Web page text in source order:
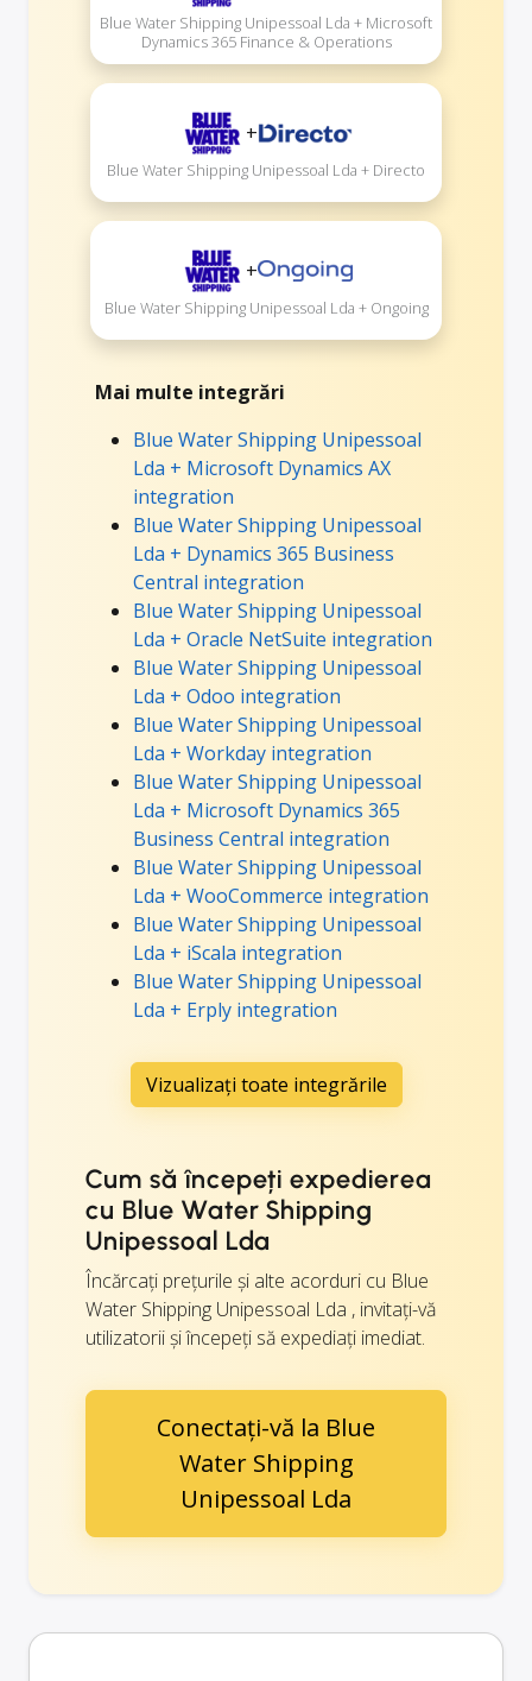
Blue Water Shipping Unipessoal Lda + Microsoft
Dynamics 365 Finance & Operations
+
Blue Water Shipping Unipessoal Lda + Directo
+
Blue Water Shipping Unipessoal Lda + Ongoing
Mai multe integrări
Blue Water Shipping Unipessoal
Lda + Microsoft Dynamics AX
integration
Blue Water Shipping Unipessoal
Lda + Dynamics 365 Business
Central integration
Blue Water Shipping Unipessoal
Lda + Oracle NetSuite integration
Blue Water Shipping Unipessoal
Lda + Odoo integration
Blue Water Shipping Unipessoal
Lda + Workday integration
Blue Water Shipping Unipessoal
Lda + Microsoft Dynamics 365
Business Central integration
Blue Water Shipping Unipessoal
Lda + WooCommerce integration
Blue Water Shipping Unipessoal
Lda + iScala integration
Blue Water Shipping Unipessoal
Lda + Erply integration
Vizualizați toate integrările
Cum să începeți expedierea
cu Blue Water Shipping
Unipessoal Lda
Încărcați prețurile și alte acorduri cu Blue
Water Shipping Unipessoal Lda , invitați-vă
utilizatorii și începeți să expediați imediat.
Conectați-vă la Blue
Water Shipping
Unipessoal Lda